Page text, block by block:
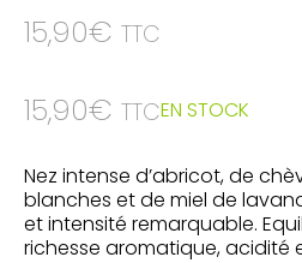
15,90€ TTC
15,90€ TTCEN STOCK
Nez intense d’abricot, de
blanches et de miel de
et intensité remarquable.
richesse aromatique, acidité